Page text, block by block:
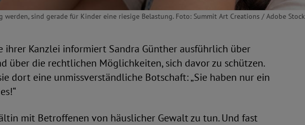
sind gerade für Kinder eine riesige Belastung. Foto: Summit Art Creations / Adobe Stock
ihrer Kanzlei informiert Sandra Günther ausführlich über
über die rechtlichen Möglichkeiten, sich davor zu schützen.
dort eine unmissverständliche Botschaft: „Sie haben nur ein
mit Betroffenen von häuslicher Gewalt zu tun. Und fast